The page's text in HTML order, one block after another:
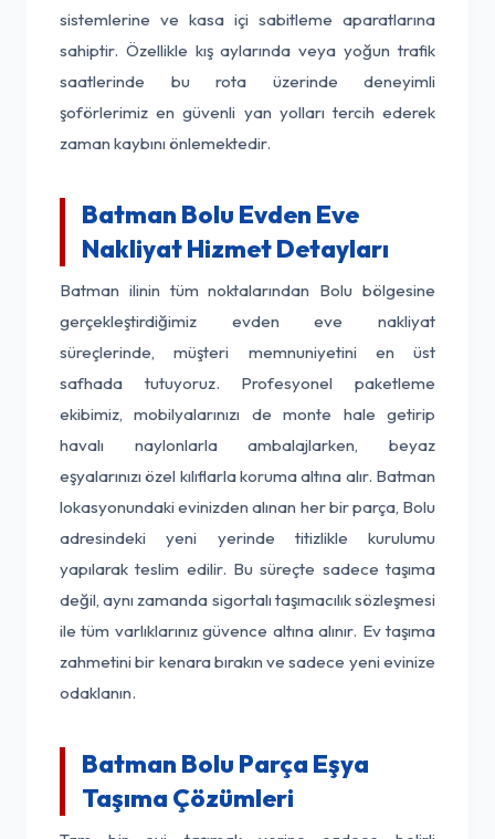
sistemlerine ve kasa içi sabitleme aparatlarına
sahiptir. Özellikle kış aylarında veya yoğun trafik
saatlerinde bu rota üzerinde deneyimli
şoförlerimiz en güvenli yan yolları tercih ederek
zaman kaybını önlemektedir.
Batman Bolu Evden Eve
Nakliyat Hizmet Detayları
Batman ilinin tüm noktalarından Bolu bölgesine
gerçekleştirdiğimiz evden eve nakliyat
süreçlerinde, müşteri memnuniyetini en üst
safhada tutuyoruz. Profesyonel paketleme
ekibimiz, mobilyalarınızı de monte hale getirip
havalı naylonlarla ambalajlarken, beyaz
eşyalarınızı özel kılıflarla koruma altına alır. Batman
lokasyonundaki evinizden alınan her bir parça, Bolu
adresindeki yeni yerinde titizlikle kurulumu
yapılarak teslim edilir. Bu süreçte sadece taşıma
değil, aynı zamanda sigortalı taşımacılık sözleşmesi
ile tüm varlıklarınız güvence altına alınır. Ev taşıma
zahmetini bir kenara bırakın ve sadece yeni evinize
odaklanın.
Batman Bolu Parça Eşya
Taşıma Çözümleri